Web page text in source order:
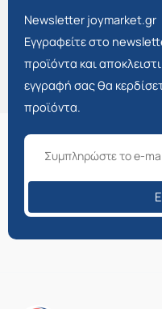
Newsletter joymarket.gr
Εγγραφείτε στο
προϊόντα και
εγγραφή σας θα
προϊόντα.